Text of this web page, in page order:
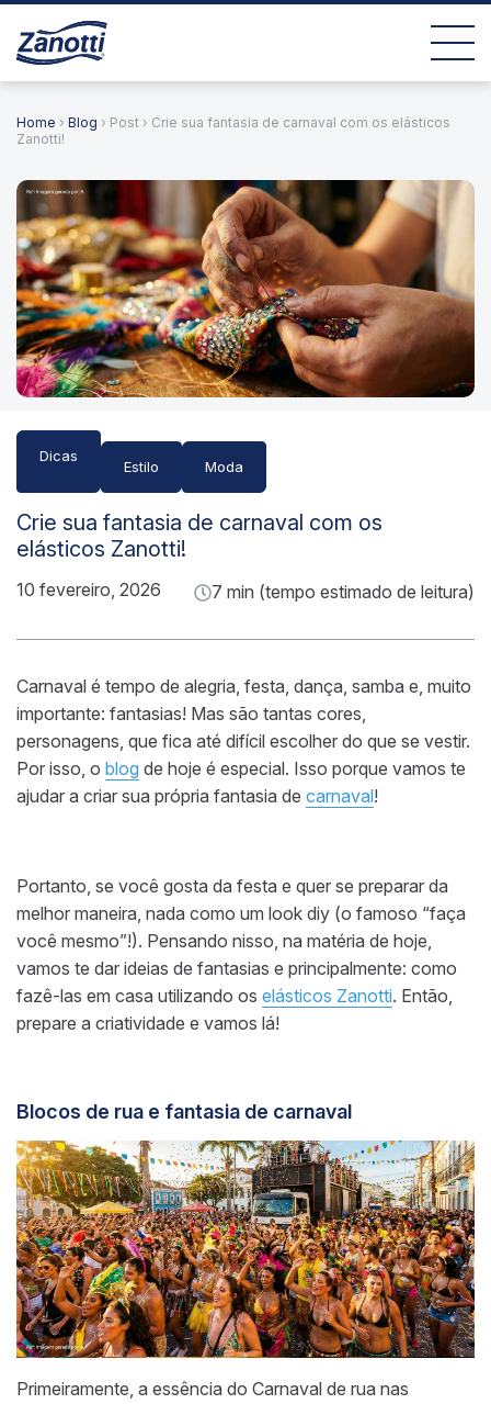
Home › Blog › Post › Crie sua fantasia de carnaval com os elásticos
Zanotti!
Dicas
Estilo Moda
Crie sua fantasia de carnaval com os
elásticos Zanotti!
10 fevereiro, 2026 7 min (tempo estimado de leitura)
Carnaval é tempo de alegria, festa, dança, samba e, muito
importante: fantasias! Mas são tantas cores,
personagens, que fica até difícil escolher do que se vestir.
Por isso, o blog de hoje é especial. Isso porque vamos te
ajudar a criar sua própria fantasia de carnaval!
Portanto, se você gosta da festa e quer se preparar da
melhor maneira, nada como um look diy (o famoso “faça
você mesmo”!). Pensando nisso, na matéria de hoje,
vamos te dar ideias de fantasias e principalmente: como
fazê-las em casa utilizando os elásticos Zanotti. Então,
prepare a criatividade e vamos lá!
Blocos de rua e fantasia de carnaval
Primeiramente, a essência do Carnaval de rua nas